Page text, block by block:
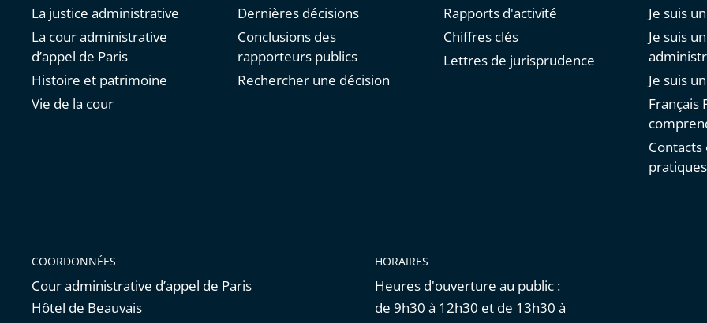
La justice administrative
La cour administrative
d’appel de Paris
Histoire et patrimoine
Vie de la cour
Dernières décisions
Conclusions des
rapporteurs publics
Rechercher une décision
Rapports d'activité
Chiffres clés
Lettres de jurisprudence
Je suis
Je suis
Je suis
Français
pratiques
COORDONNÉES
Cour administrative d’appel de Paris
Hôtel de Beauvais
HORAIRES
Heures d'ouverture au public :
de 9h30 à 12h30 et de 13h30 à